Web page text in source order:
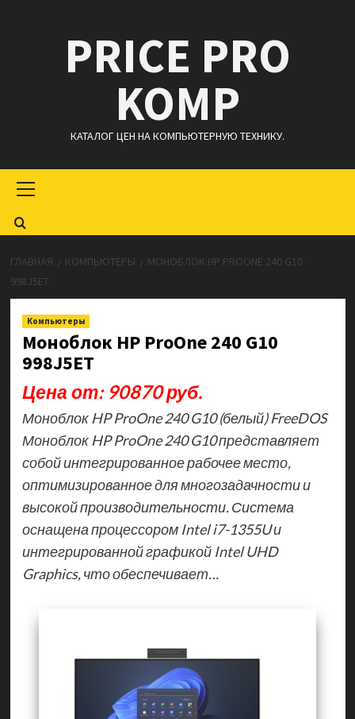
содержимомуPRICE PRO
KOMP
КАТАЛОГ ЦЕН НА КОМПЬЮТЕРНУЮ ТЕХНИКУ.
меню
ГЛАВНАЯ КОМПЬЮТЕРЫ
МОНОБЛОК HP PROONE 240 G10
998J5ET
Компьютеры
Моноблок HP ProOne 240 G10
998J5ET
Цена от: 90870 руб.
Моноблок HP ProOne 240 G10 (белый) FreeDOS
Моноблок HP ProOne 240 G10 представляет
собой интегрированное рабочее место,
оптимизированное для многозадачности и
высокой производительности. Система
оснащена процессором Intel i7-1355U и
интегрированной графикой Intel UHD
Graphics, что обеспечивает…